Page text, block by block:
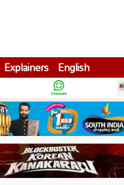
Explainers English